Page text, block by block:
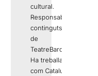
cultural.
Responsable de
continguts editorials
de
TeatreBarcelona.com
Ha treballat a mitjans
com Catalunya